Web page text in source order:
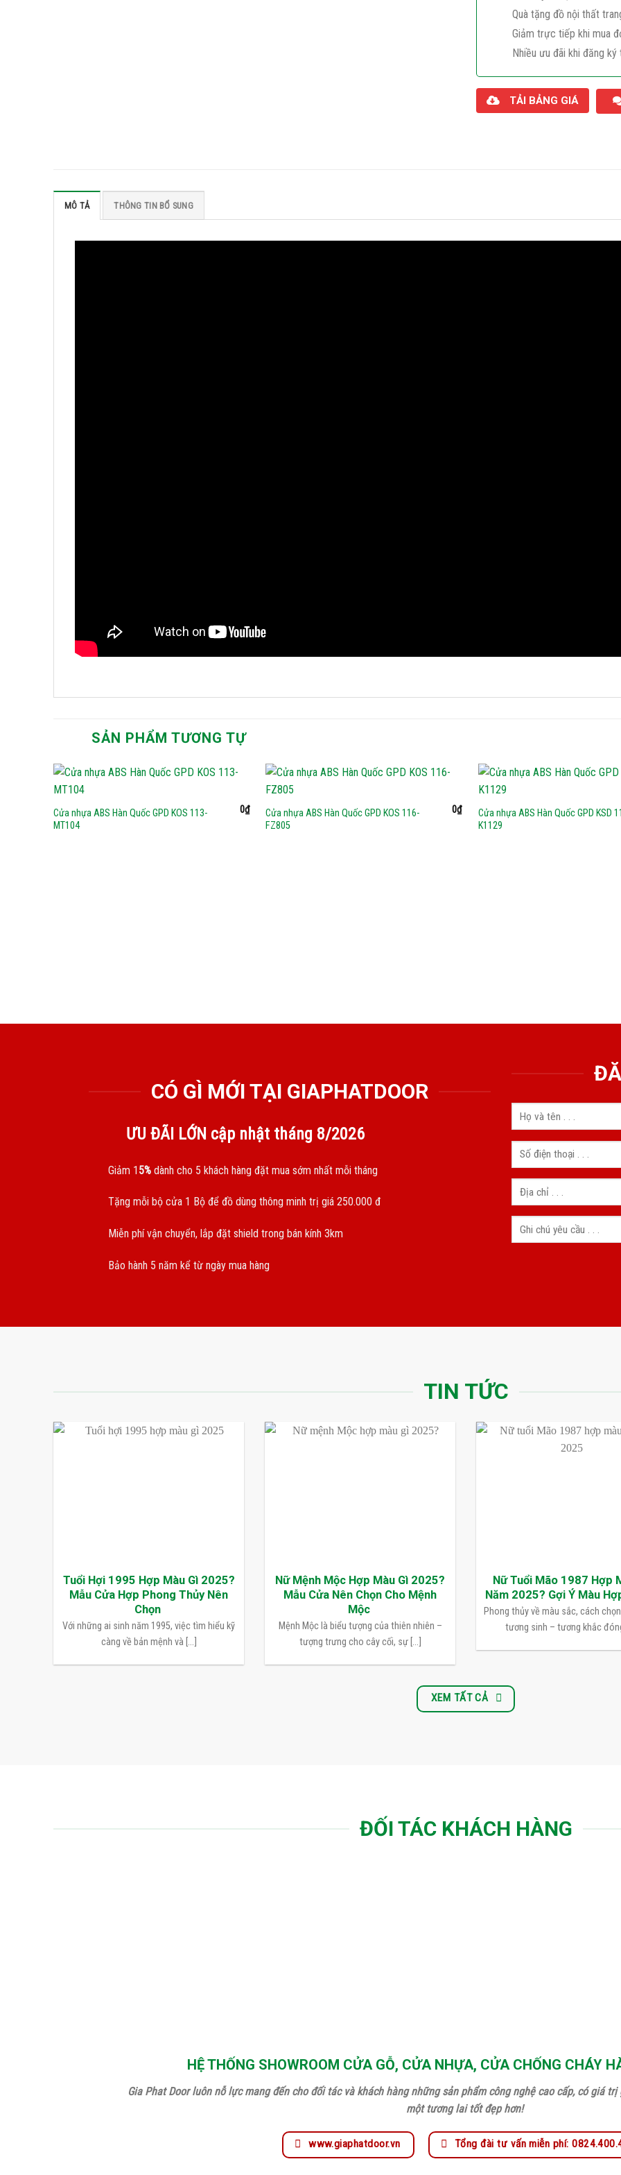
Quà tặng đồ nội thất
Giảm trực tiếp khi mua
Nhiều ưu đãi khi đăng
TẢI BẢNG GIÁ
MÔ TẢ THÔNG TIN BỔ SUNG
SẢN PHẨM TƯƠNG TỰ
Cửa nhựa ABS Hàn Quốc GPD KOS 113-
MT104
0₫
Cửa nhựa ABS Hàn Quốc GPD KOS 116-
FZ805
0₫
Cửa nhựa ABS Hàn Quốc GPD KSD
K1129
CÓ GÌ MỚI TẠI GIAPHATDOOR
ƯU ĐÃI LỚN cập nhật tháng 8/2026
Giảm 15%dành cho 5 khách hàng đặt mua sớm nhất mỗi tháng
Tặng mỗi bộ cửa 1 Bộ để đồ dùng thông minh trị giá 250.000 đ
Miễn phí vận chuyển, lắp đặt shield trong bán kính 3km
Bảo hành 5 năm kể từ ngày mua hàng
TIN TỨC
Tuổi Hợi 1995 Hợp Màu Gì 2025?
Mẫu Cửa Hợp Phong Thủy Nên
Chọn
Với những ai sinh năm 1995, việc tìm hiểu kỹ
càng về bản mệnh và [...]
Nữ Mệnh Mộc Hợp Màu Gì 2025?
Mẫu Cửa Nên Chọn Cho Mệnh
Mộc
Mệnh Mộc là biểu tượng của thiên nhiên –
tượng trưng cho cây cối, sự [...]
Nữ Tuổi Mão 1987 Hợp
Năm 2025? Gợi Ý Màu
Phong thủy về màu sắc, cách
tương sinh – tương khắc
XEM TẤT CẢ
ĐỐI TÁC KHÁCH HÀNG
HỆ THỐNG SHOWROOM CỬA GỖ, CỬA NHỰA, CỬA CHỐNG CHÁY
Gia Phat Door luôn nỗ lực mang đến cho đối tác và khách hàng những sản phẩm công nghệ cao cấp, có giá
một tương lai tốt đẹp hơn!
www.giaphatdoor.vn Tổng đài tư vấn miễn phí: